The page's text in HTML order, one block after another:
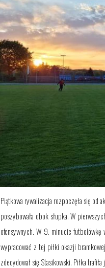
Piątkowa rywalizacja rozpoczęła się od
poszybowała obok słupka. W
ofensywnych. W 9. minucie futbolówkę
wypracować z tej piłki okazji
zdecydował się Stasikowski. Piłka